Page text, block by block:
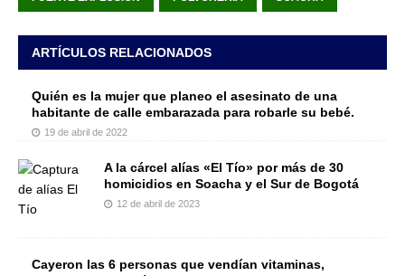
ARTÍCULOS RELACIONADOS
Quién es la mujer que planeo el asesinato de una
habitante de calle embarazada para robarle su bebé.
19 de abril de 2022
A la cárcel alías «El Tío» por más de 30
homicidios en Soacha y el Sur de Bogotá
12 de abril de 2023
Cayeron las 6 personas que vendían vitaminas,